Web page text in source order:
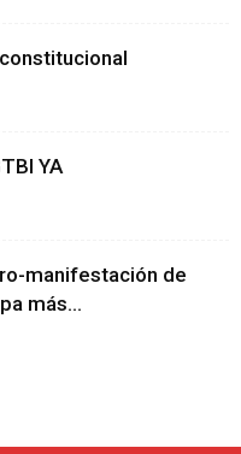
YA
manifestación de
más...